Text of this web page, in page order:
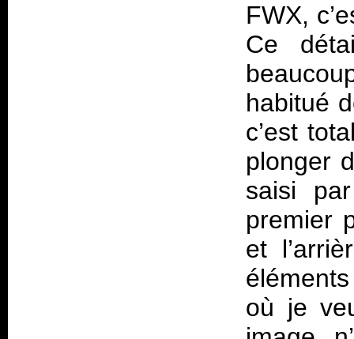
FWX,
Ce
habitué
c’est
plonger
saisi
premier
et
où je